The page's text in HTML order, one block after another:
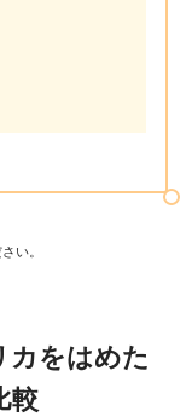
い。
カをはめた
較